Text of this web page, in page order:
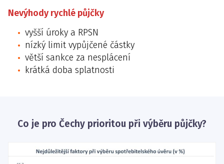
Nevýhody rychlé půjčky
vyšší úroky a RPSN
nízký limit vypůjčené částky
větší sankce za nesplácení
krátká doba splatnosti
Co je pro Čechy prioritou při výběru půjčky?